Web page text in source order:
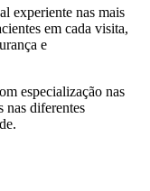
experiente nas mais
em cada visita,
e
especialização nas
nas diferentes